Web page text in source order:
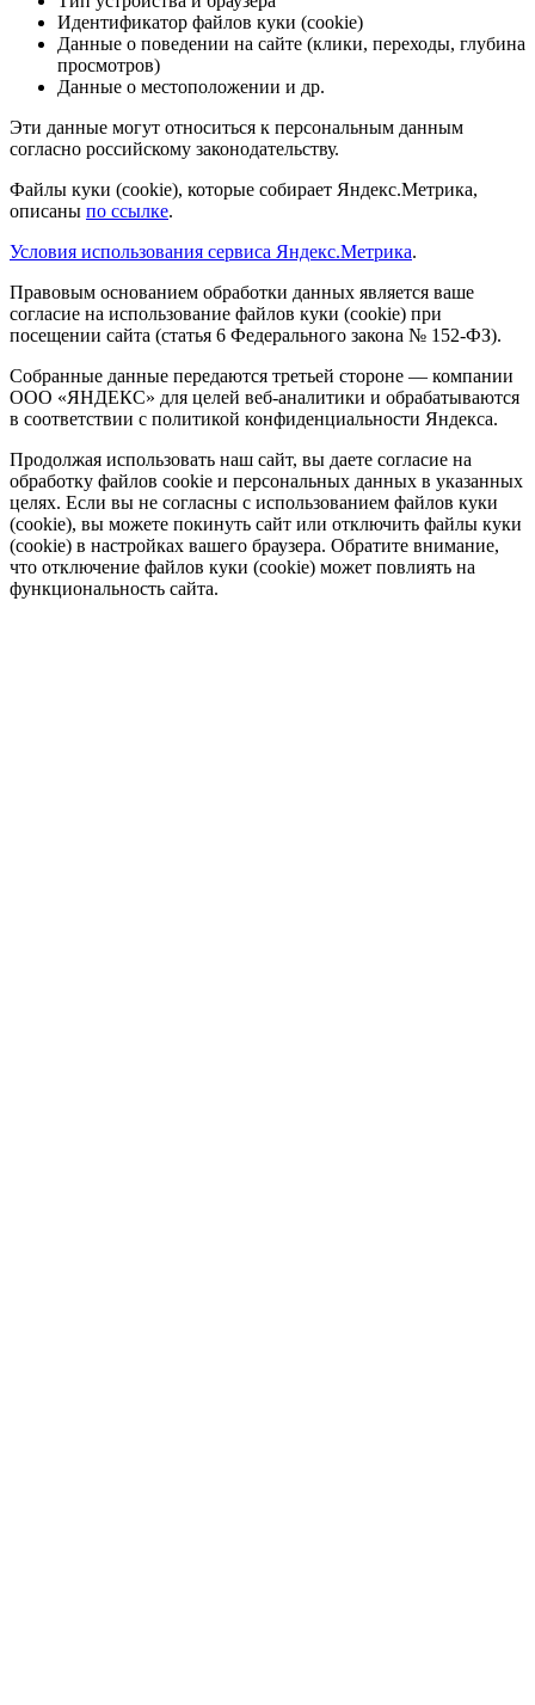
Идентификатор файлов куки (cookie)
Данные о поведении на сайте (клики, переходы, глубина
просмотров)
Данные о местоположении и др.
Эти данные могут относиться к персональным данным
согласно российскому законодательству.
Файлы куки (cookie), которые собирает Яндекс.Метрика,
описаны по ссылке.
Условия использования сервиса Яндекс.Метрика.
Правовым основанием обработки данных является ваше
согласие на использование файлов куки (cookie) при
посещении сайта (статья 6 Федерального закона № 152-ФЗ).
Собранные данные передаются третьей стороне — компании
ООО «ЯНДЕКС» для целей веб-аналитики и обрабатываются
в соответствии с политикой конфиденциальности Яндекса.
Продолжая использовать наш сайт, вы даете согласие на
обработку файлов cookie и персональных данных в указанных
целях. Если вы не согласны с использованием файлов куки
(cookie), вы можете покинуть сайт или отключить файлы куки
(cookie) в настройках вашего браузера. Обратите внимание,
что отключение файлов куки (cookie) может повлиять на
функциональность сайта.